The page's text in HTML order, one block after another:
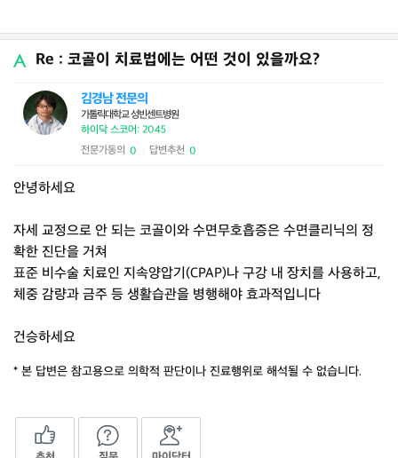
Re : 코골이 치료법에는 어떤 것이 있을까요?
김경남 전문의
가톨릭대학교 성빈센트병원
하이닥 스코어: 2045
전문가동의 0 답변추천 0
안녕하세요
자세 교정으로 안 되는 코골이와 수면무호흡증은 수면클리닉의 정
확한 진단을 거쳐
표준 비수술 치료인 지속양압기(CPAP)나 구강 내 장치를 사용하고,
체중 감량과 금주 등 생활습관을 병행해야 효과적입니다
건승하세요
* 본 답변은 참고용으로 의학적 판단이나 진료행위로 해석될 수 없습니다.